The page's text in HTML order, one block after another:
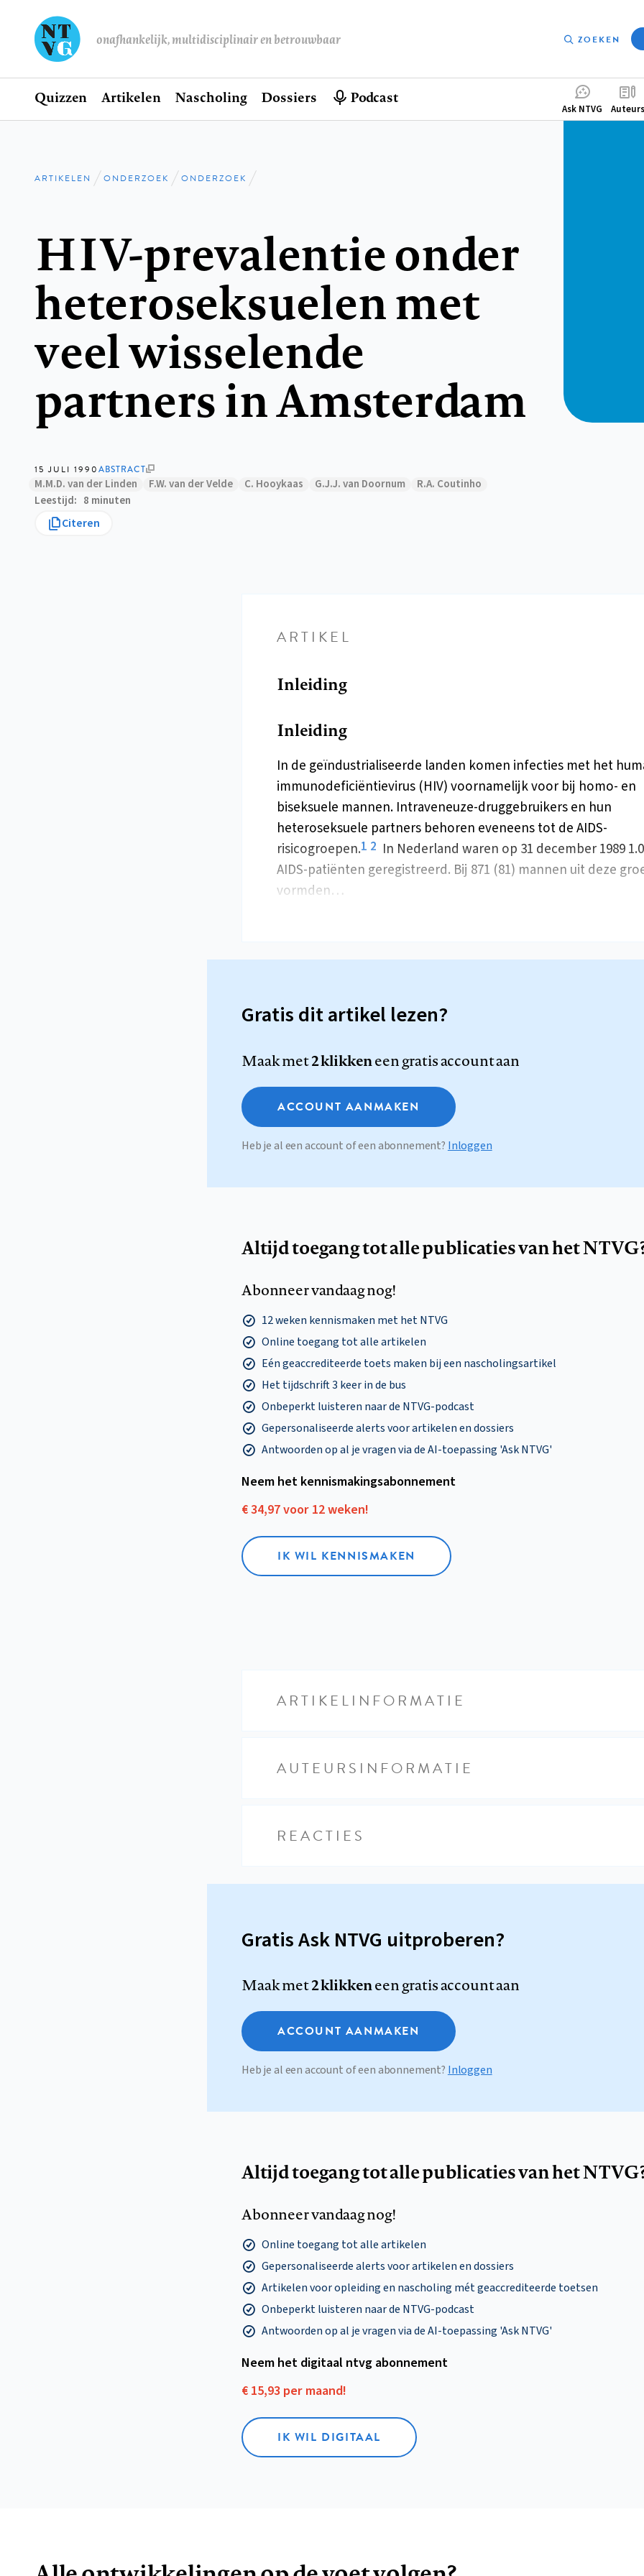
onafhankelijk, multidisciplinair en betrouwbaar ZOEKEN
Hoofdnavigatie
Home
Quizzen Artikelen Nascholing Dossiers Podcast
Ask NTVG Auteurs
Kruimelpad
ARTIKELEN ONDERZOEK ONDERZOEK
HIV-prevalentie onder
heteroseksuelen met
veel wisselende
partners in Amsterdam
15 JULI 1990ABSTRACT
M.M.D. van der Linden F.W. van der Velde C. Hooykaas G.J.J. van Doornum
R.A. Coutinho
Leestijd
8 minuten
Citeren
ARTIKEL
Inleiding
Inleiding
In de geïndustrialiseerde landen komen infecties met het
immunodeficiëntievirus (HIV) voornamelijk voor bij homo- en
biseksuele mannen. Intraveneuze-druggebruikers en hun
heteroseksuele partners behoren eveneens tot de AIDS-
risicogroepen.1 2 In Nederland waren op 31 december 1989
AIDS-patiënten geregistreerd. Bij 871 (81) mannen uit deze
vormden…
Gratis dit artikel lezen?
Maak met2 klikkeneen gratis account aan
ACCOUNT AANMAKEN
Heb je al een account of een abonnement? Inloggen
Altijd toegang tot alle publicaties van het
Abonneer vandaag nog!
12 weken kennismaken met het NTVG
Online toegang tot alle artikelen
Eén geaccrediteerde toets maken bij een nascholingsartikel
Het tijdschrift 3 keer in de bus
Onbeperkt luisteren naar de NTVG-podcast
Gepersonaliseerde alerts voor artikelen en dossiers
Antwoorden op al je vragen via de AI-toepassing 'Ask NTVG'
Neem het kennismakings­abonnement
€ 34,97 voor 12 weken!
IK WIL KENNISMAKEN
ARTIKELINFORMATIE
AUTEURSINFORMATIE
REACTIES
Gratis Ask NTVG uitproberen?
Maak met2 klikkeneen gratis account aan
ACCOUNT AANMAKEN
Heb je al een account of een abonnement? Inloggen
Altijd toegang tot alle publicaties van het
Abonneer vandaag nog!
Online toegang tot alle artikelen
Gepersonaliseerde alerts voor artikelen en dossiers
Artikelen voor opleiding en nascholing mét geaccrediteerde toetsen
Onbeperkt luisteren naar de NTVG-podcast
Antwoorden op al je vragen via de AI-toepassing 'Ask NTVG'
Neem het digitaal ntvg abonnement
€ 15,93 per maand!
IK WIL DIGITAAL